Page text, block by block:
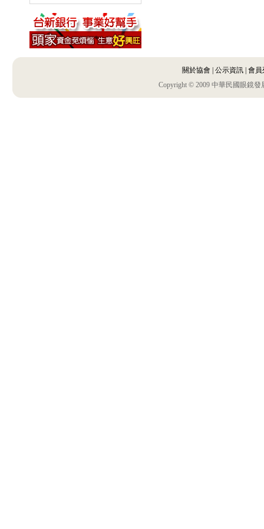
關於協會 公示資訊| 會員
Copyright © 2009 中華民國眼鏡發